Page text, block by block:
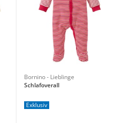
Bornino - Lieblinge
Schlafoverall
Exklusiv